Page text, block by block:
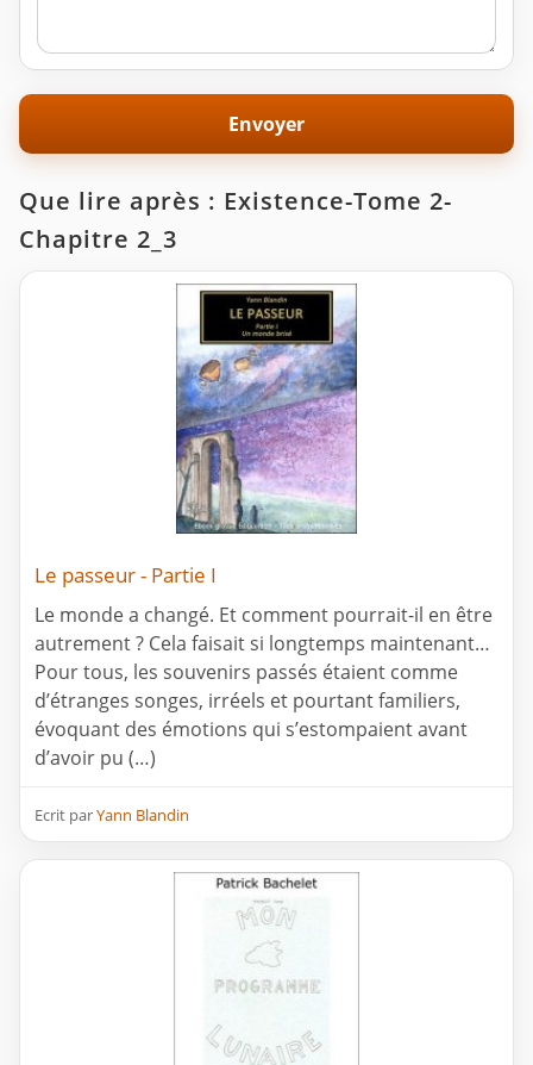
Que lire après : Existence-Tome 2-
Chapitre 2_3
Le passeur - Partie I
Le monde a changé. Et comment pourrait-il en être
autrement ? Cela faisait si longtemps maintenant…
Pour tous, les souvenirs passés étaient comme
d’étranges songes, irréels et pourtant familiers,
évoquant des émotions qui s’estompaient avant
d’avoir pu (…)
Ecrit parYann Blandin